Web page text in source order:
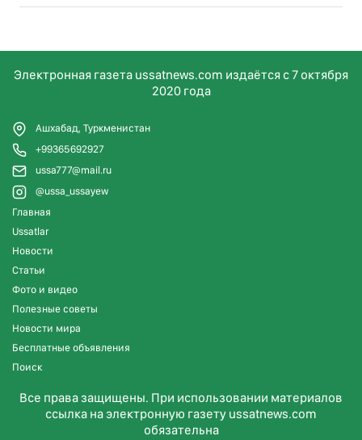
Электронная газета ussatnews.com издаётся с 7 октября
2020 года
Ашхабад, Туркменистан
+99365692927
ussa777@mail.ru
@ussa_ussayew
Главная
Ussatlar
Новости
Статьи
Фото и видео
Полезные советы
Новости мира
Бесплатные объявления
Поиск
Все права защищены. При использовании материалов
ссылка на электронную газету ussatnews.com
обязательна